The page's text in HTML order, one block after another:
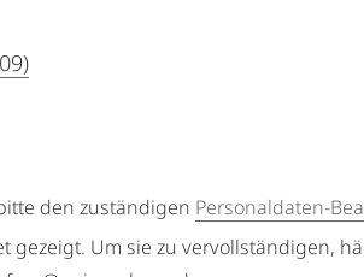
den zuständigen Personaldaten-
Um sie zu vervollständigen,